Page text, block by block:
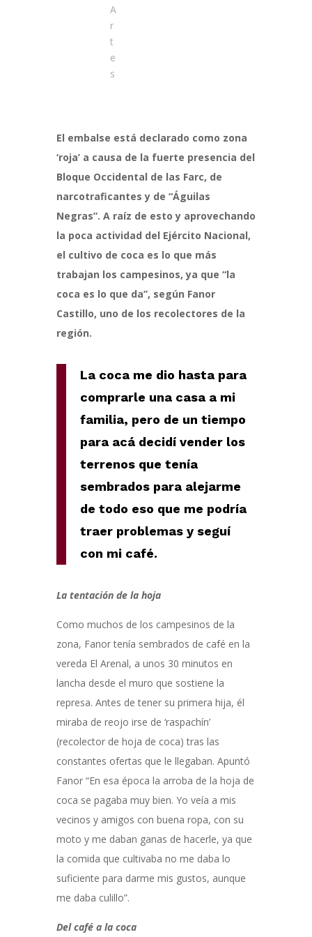
A
r
t
e
s
El embalse está declarado como zona
‘roja’ a causa de la fuerte presencia del
Bloque Occidental de las Farc, de
narcotraficantes y de “Águilas
Negras”. A raíz de esto y aprovechando
la poca actividad del Ejército Nacional,
el cultivo de coca es lo que más
trabajan los campesinos, ya que “la
coca es lo que da”, según Fanor
Castillo, uno de los recolectores de la
región.
La coca me dio hasta para
comprarle una casa a mi
familia, pero de un tiempo
para acá decidí vender los
terrenos que tenía
sembrados para alejarme
de todo eso que me podría
traer problemas y seguí
con mi café.
La tentación de la hoja
Como muchos de los campesinos de la
zona, Fanor tenía sembrados de café en la
vereda El Arenal, a unos 30 minutos en
lancha desde el muro que sostiene la
represa. Antes de tener su primera hija, él
miraba de reojo irse de ‘raspachín’
(recolector de hoja de coca) tras las
constantes ofertas que le llegaban. Apuntó
Fanor “En esa época la arroba de la hoja de
coca se pagaba muy bien. Yo veía a mis
vecinos y amigos con buena ropa, con su
moto y me daban ganas de hacerle, ya que
la comida que cultivaba no me daba lo
suficiente para darme mis gustos, aunque
me daba culillo”.
Del café a la coca